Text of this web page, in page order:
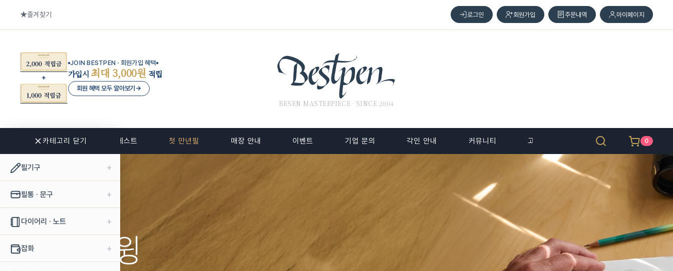
즐겨찾기
JOIN BESTPEN · 회원가입 혜택
가입시 최대 3,000원 적립
회원 혜택 모두 알아보기 →
로그인 회원가입 주문내역 마이페이지
BESEN MASTERPIECE · SINCE 2004
카테고리 닫기
필기구 +
필통 · 문구 +
다이어리 · 노트 +
잡화 +
신상품 베스트 첫 만년필 매장 안내 이벤트 기업 문의 각인 안내 커뮤니티 고객 센터 0